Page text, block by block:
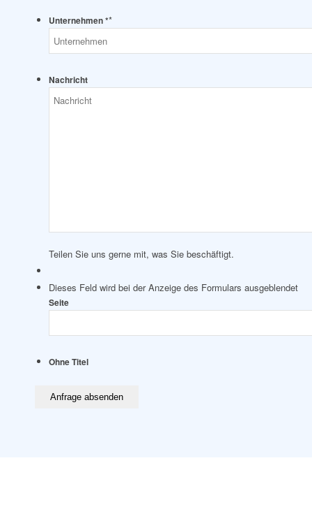
Unternehmen **
Nachricht
Teilen Sie uns gerne mit, was Sie beschäftigt.
Dieses Feld wird bei der Anzeige des Formulars ausgeblendet
Seite
Ohne Titel